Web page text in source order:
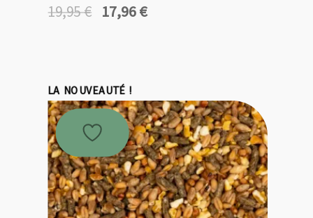
19,95€
Le
19,95 €.
17,96€
Le
17,96 €.
LA NOUVEAUTÉ !